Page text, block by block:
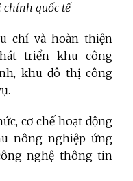
quốc tế
chí và hoàn thiện
triển khu công
khu đô thị công
cơ chế hoạt động
nông nghiệp ứng
nghệ thông tin